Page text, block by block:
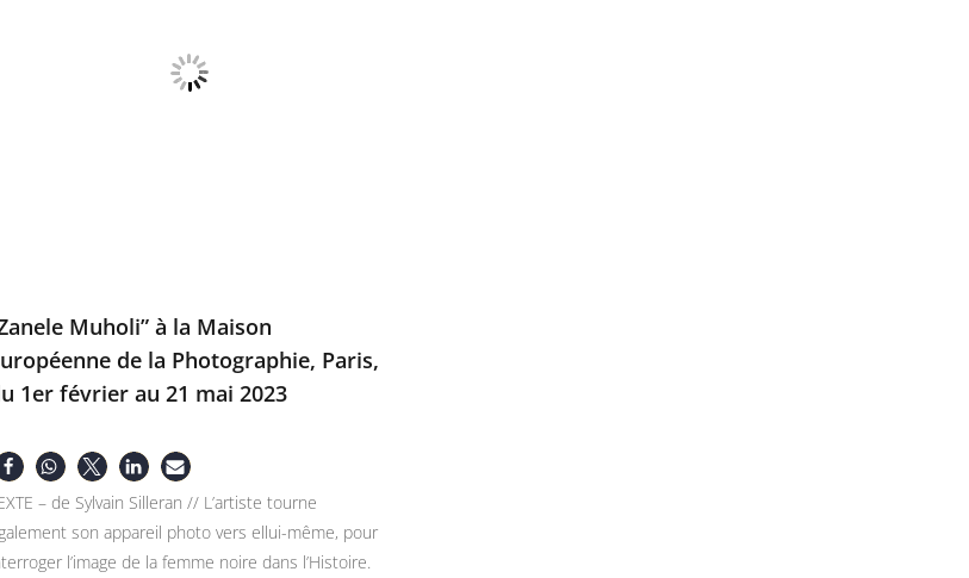
Muholi” à la Maison
de la Photographie, Paris,
1er février au 21 mai 2023
– de Sylvain Silleran // L’artiste tourne
son appareil photo vers ellui-même, pour
l’image de la femme noire dans l’Histoire.